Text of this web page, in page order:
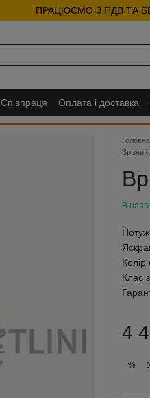
ПРАЦЮЄМО З ПДВ ТА
Співпраця Оплата і доставка
Головна
В
Колір
Клас
4
%